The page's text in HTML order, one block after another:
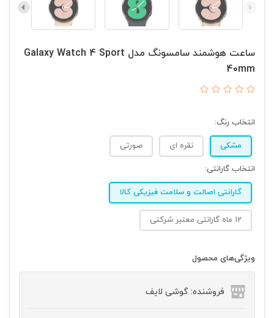
ساعت هوشمند سامسونگ مدل Galaxy Watch 4 Sport
40mm
انتخاب رنگ:
مشکی نقره ای صورتی
انتخاب گارانتی:
گارانتی اصالت و سلامت فیزیکی کالا
12 ماه گارانتی معتبر شرکتی
ویژگی‌های محصول
فروشنده: گوشی لایف